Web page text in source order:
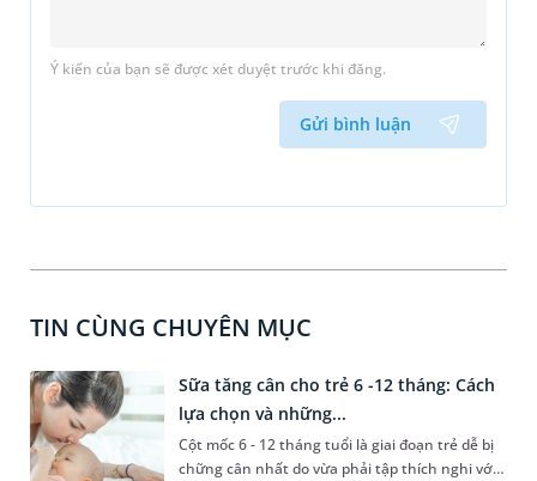
Ý kiến của bạn sẽ được xét duyệt trước khi đăng.
Gửi bình luận
TIN CÙNG CHUYÊN MỤC
Sữa tăng cân cho trẻ 6 -12 tháng: Cách
lựa chọn và những...
Cột mốc 6 - 12 tháng tuổi là giai đoạn trẻ dễ bị
chững cân nhất do vừa phải tập thích nghi với